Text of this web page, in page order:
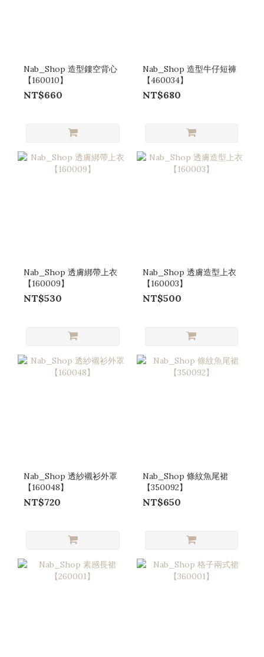
Nab_Shop 造型鏤空背心
【160010】
NT$660
Nab_Shop 造型牛仔短褲
【460034】
NT$680
Nab_Shop 透膚綁帶上衣
【160009】
NT$530
Nab_Shop 透膚造型上衣
【160003】
NT$500
Nab_Shop 透紗襯衫外罩
【160048】
NT$720
Nab_Shop 條紋魚尾裙
【350092】
NT$650